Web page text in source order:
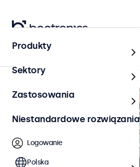
Strona główna
Produkty
Sektory
Zastosowania
Niestandardowe rozwiązania
Logowanie
Polska